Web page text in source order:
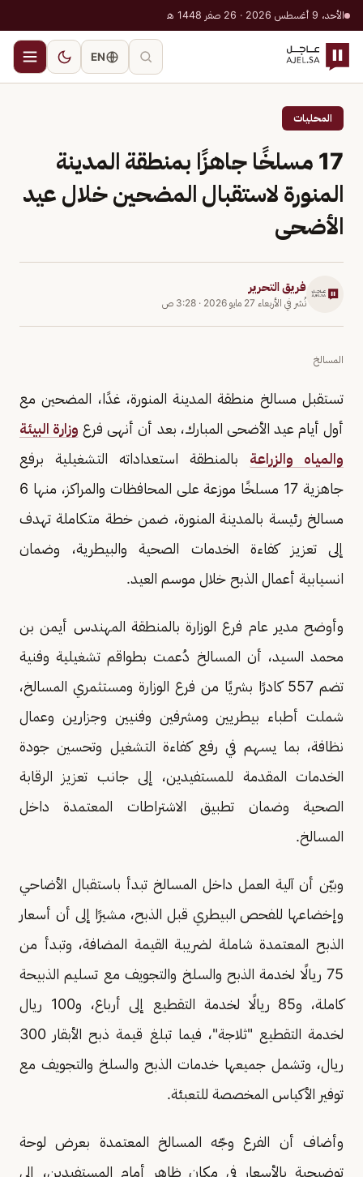
الأحد، 9 أغسطس 2026 · 26 صفر 1448 هـ
EN
المحليات
17 مسلخًا جاهزًا بمنطقة المدينة
المنورة لاستقبال المضحين خلال عيد
الأضحى
فريق التحرير
نُشر في الأربعاء 27 مايو 2026 · 3:28 ص
المسالخ
تستقبل مسالخ منطقة المدينة المنورة، غدًا، المضحين مع
أول أيام عيد الأضحى المبارك، بعد أن أنهى فرع وزارة البيئة
والمياه والزراعة بالمنطقة استعداداته التشغيلية برفع
جاهزية 17 مسلخًا موزعة على المحافظات والمراكز، منها 6
مسالخ رئيسة بالمدينة المنورة، ضمن خطة متكاملة تهدف
إلى تعزيز كفاءة الخدمات الصحية والبيطرية، وضمان
انسيابية أعمال الذبح خلال موسم العيد.
وأوضح مدير عام فرع الوزارة بالمنطقة المهندس أيمن بن
محمد السيد، أن المسالخ دُعمت بطواقم تشغيلية وفنية
تضم 557 كادرًا بشريًا من فرع الوزارة ومستثمري المسالخ،
شملت أطباء بيطريين ومشرفين وفنيين وجزارين وعمال
نظافة، بما يسهم في رفع كفاءة التشغيل وتحسين جودة
الخدمات المقدمة للمستفيدين، إلى جانب تعزيز الرقابة
الصحية وضمان تطبيق الاشتراطات المعتمدة داخل
المسالخ.
وبيّن أن آلية العمل داخل المسالخ تبدأ باستقبال الأضاحي
وإخضاعها للفحص البيطري قبل الذبح، مشيرًا إلى أن أسعار
الذبح المعتمدة شاملة لضريبة القيمة المضافة، وتبدأ من
75 ريالًا لخدمة الذبح والسلخ والتجويف مع تسليم الذبيحة
كاملة، و85 ريالًا لخدمة التقطيع إلى أرباع، و100 ريال
لخدمة التقطيع "ثلاجة"، فيما تبلغ قيمة ذبح الأبقار 300
ريال، وتشمل جميعها خدمات الذبح والسلخ والتجويف مع
توفير الأكياس المخصصة للتعبئة.
وأضاف أن الفرع وجّه المسالخ المعتمدة بعرض لوحة
توضيحية بالأسعار في مكان ظاهر أمام المستفيدين، إلى